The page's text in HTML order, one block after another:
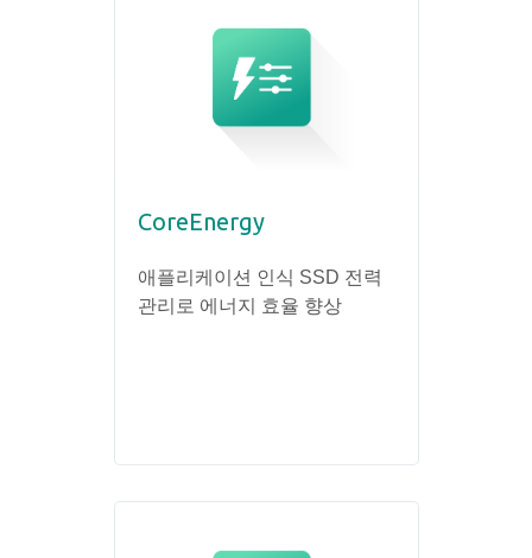
CoreEnergy
애플리케이션 인식 SSD 전력
관리로 에너지 효율 향상